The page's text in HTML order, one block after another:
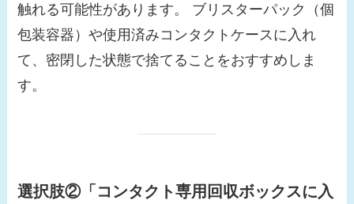
触れる可能性があります。 ブリスターパック（個
包装容器）や使用済みコンタクトケースに入れ
て、密閉した状態で捨てることをおすすめしま
す。
選択肢②「コンタクト専用回収ボックスに入